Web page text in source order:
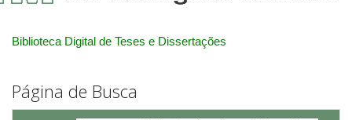
Biblioteca Digital de Teses e Dissertações
Página de Busca